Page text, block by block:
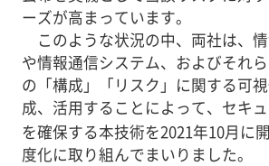
ーズが高まっています。
このような状況の中、両社は、
や情報通信システム、およびそれ
の「構成」「リスク」に関する可
成、活用することによって、セキ
を確保する本技術を2021年10月に
度化に取り組んでまいりました。